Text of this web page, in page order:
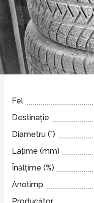
Fel
Destinație
Diametru (”)
Lațime (mm)
Înălțime (%)
Anotimp